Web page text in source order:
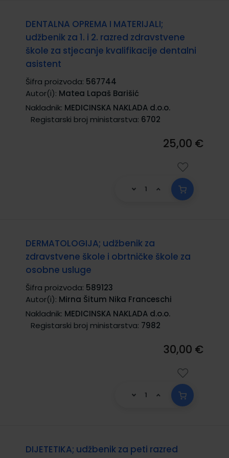
DENTALNA OPREMA I MATERIJALI;
udžbenik za 1. i 2. razred zdravstvene
škole za stjecanje kvalifikacije dentalni
asistent
Šifra proizvoda: 567744
Autor(i): Matea Lapaš Barišić
Nakladnik: MEDICINSKA NAKLADA d.o.o.
Registarski broj ministarstva: 6702
25,00 €
DERMATOLOGIJA; udžbenik za
zdravstvene škole i obrtničke škole za
osobne usluge
Šifra proizvoda: 589123
Autor(i): Mirna Šitum Nika Franceschi
Nakladnik: MEDICINSKA NAKLADA d.o.o.
Registarski broj ministarstva: 7982
30,00 €
DIJETETIKA; udžbenik za peti razred